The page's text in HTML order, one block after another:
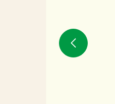
し香る狐豆